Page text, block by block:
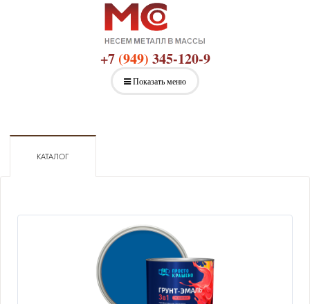
+7 (949) 345-120-9
Показать меню
КАТАЛОГ